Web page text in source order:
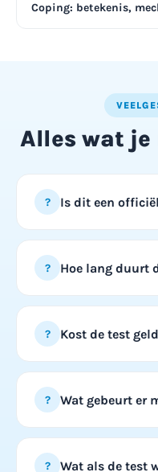
Coping: betekenis,
Alles wat je
? Is dit een
maar alleen een
kan ADHD
? Hoe lang duurt
De test bestaat
? Kost de test
Nee, deze test
? Wat gebeurt er
Je antwoorden
? Wat als de test